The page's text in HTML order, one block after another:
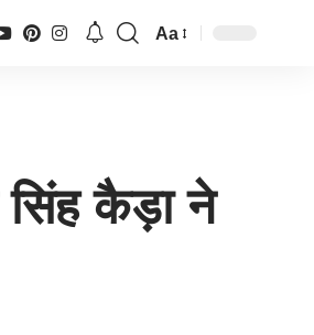
Aa
सिंह कैड़ा ने